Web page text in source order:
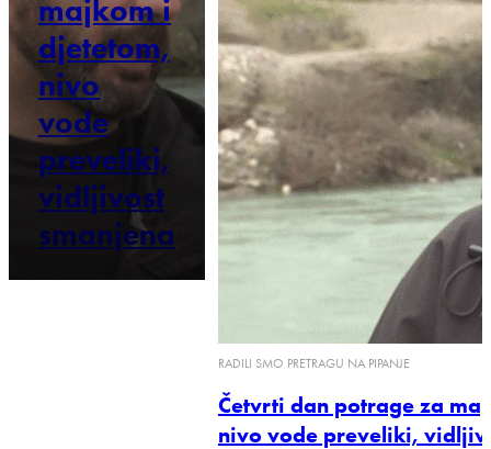
majkom i
djetetom,
nivo
vode
preveliki,
vidljivost
smanjena
RADILI SMO PRETRAGU NA PIPANJE
Četvrti dan potrage za
nivo vode preveliki,